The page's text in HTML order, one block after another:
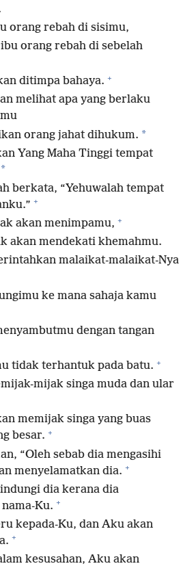
orang rebah di sisimu,
orang rebah di sebelah
ditimpa bahaya. +
melihat apa yang berlaku
orang jahat dihukum. *
Yang Maha Tinggi tempat
*
berkata, “Yehuwalah tempat
+
akan menimpamu, +
akan mendekati khemahmu.
malaikat-malaikat-Nya
ke mana sahaja kamu
dengan tangan
tidak terhantuk pada batu. +
mijak singa muda dan ular
memijak singa yang buas
besar. +
“Oleh sebab dia mengasihi
menyelamatkan dia. +
dia kerana dia
nama-Ku. +
kepada-Ku, dan Aku akan
+
kesusahan, Aku akan